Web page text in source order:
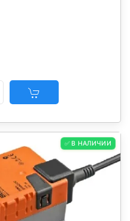
✅ В НАЛИЧИИ